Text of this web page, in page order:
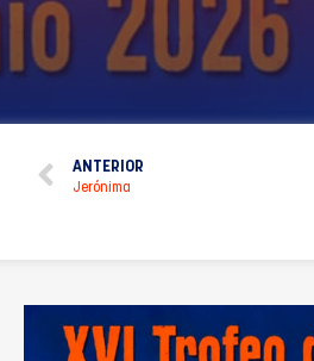
ANTERIOR
Jerónima